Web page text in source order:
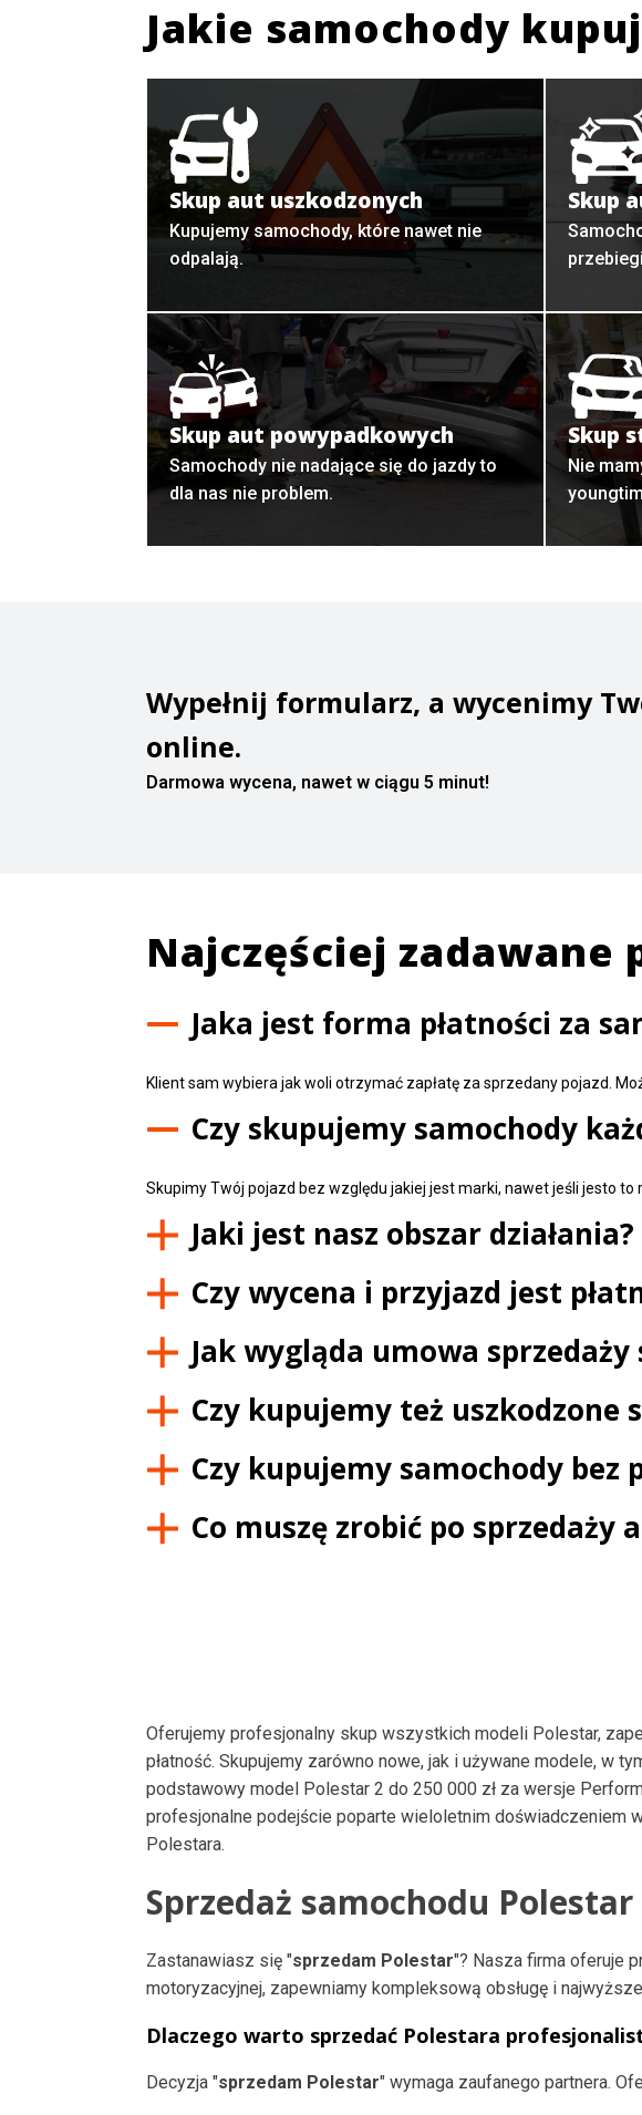
Jakie samochody
Skup aut uszkodzonych
Kupujemy samochody, które nawet nie
odpalają.
Skup
Skup aut powypadkowych
Samochody nie nadające się do jazdy to
dla nas nie problem.
Skup
Nie
Wypełnij formularz, a wycenimy
online.
Darmowa wycena, nawet w ciągu 5 minut!
Najczęściej zadawane
Jaka jest forma płatności za
Klient sam wybiera jak woli otrzymać zapłatę za sprzedany pojazd.
Czy skupujemy samochody
Skupimy Twój pojazd bez względu jakiej jest marki, nawet jeśli jesto to
Jaki jest nasz obszar działania?
Czy wycena i przyjazd jest
Jak wygląda umowa sprzedaży
Czy kupujemy też uszkodzone
Czy kupujemy samochody bez
Co muszę zrobić po sprzedaży
Oferujemy profesjonalny skup wszystkich modeli Polestar,
płatność. Skupujemy zarówno nowe, jak i używane modele, w
podstawowy model Polestar 2 do 250 000 zł za wersje
profesjonalne podejście poparte wieloletnim doświadczeniem
Polestara.
Sprzedaż samochodu
Zastanawiasz się "sprzedam Polestar"? Nasza firma oferuje
motoryzacyjnej, zapewniamy kompleksową obsługę i
Dlaczego warto sprzedać Polestara
Decyzja "sprzedam Polestar" wymaga zaufanego partnera.